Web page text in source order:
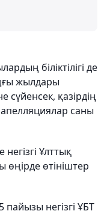
біліктілігі де
жылдары
сүйенсек, қазірдің
саны
Ұлттық
өңірде өтініштер
пайызы негізгі ҰБТ